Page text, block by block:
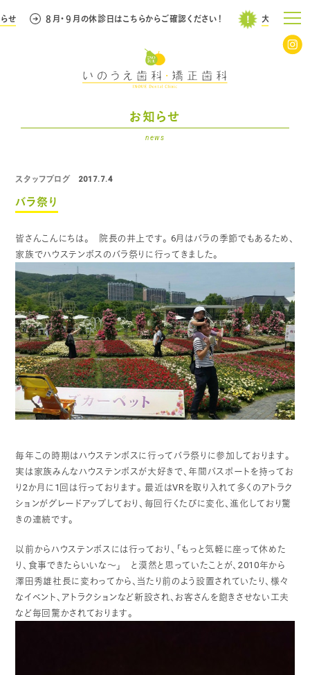
８月・９月の休診日はこちらからご確認ください！ 大事なお知らせ
お知らせ
news
スタッフブログ 2017.7.4
バラ祭り
皆さんこんにちは。 院長の井上です。 6月はバラの季節でもあるため、
家族でハウステンボスのバラ祭りに行ってきました。
毎年この時期はハウステンボスに行ってバラ祭りに参加しております。
実は家族みんなハウステンボスが大好きで、年間パスポートを持ってお
り2か月に1回は行っております。 最近はVRを取り入れて多くのアトラク
ションがグレードアップしており、毎回行くたびに変化、進化しており驚
きの連続です。
以前からハウステンボスには行っており、「もっと気軽に座って休めた
り、食事できたらいいな～」 と漠然と思っていたことが、2010年から
澤田秀雄社長に変わってから、当たり前のよう設置されていたり、様々
なイベント、アトラクションなど新設され、お客さんを飽きさせない工夫
など毎回驚かされております。